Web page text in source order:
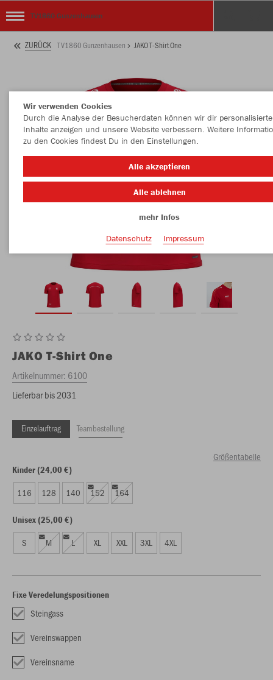
TV1860 Gunzenhausen
ZURÜCK TV1860 Gunzenhausen JAKO T-Shirt One
JAKO T-Shirt One
Artikelnummer: 6100
Lieferbar bis 2031
Einzelauftrag Teambestellung
Größentabelle
Kinder (24,00 €)
116 128 140 152 164
Unisex (25,00 €)
S M L XL XXL 3XL 4XL
Fixe Veredelungspositionen
Steingass
Vereinswappen
Vereinsname
Wir verwenden Cookies
Durch die Analyse der Besucherdaten können wir dir personalisierte
Inhalte anzeigen und unsere Website verbessern. Weitere
zu den Cookies findest Du in den Einstellungen.
Alle akzeptieren
Alle ablehnen
mehr Infos
Datenschutz
Impressum